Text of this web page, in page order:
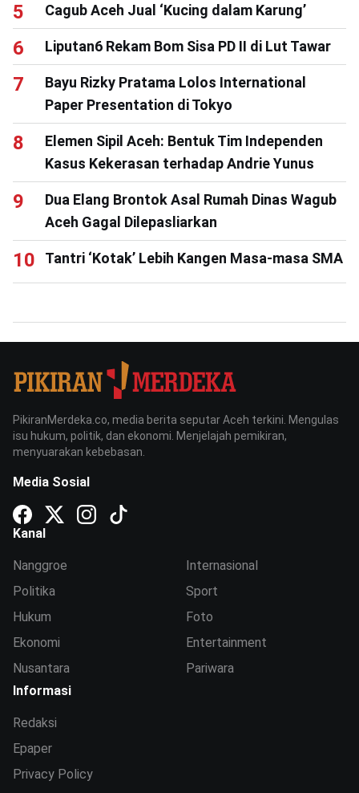
Cagub Aceh Jual ‘Kucing dalam Karung’
Liputan6 Rekam Bom Sisa PD II di Lut Tawar
Bayu Rizky Pratama Lolos International
Paper Presentation di Tokyo
Elemen Sipil Aceh: Bentuk Tim Independen
Kasus Kekerasan terhadap Andrie Yunus
Dua Elang Brontok Asal Rumah Dinas Wagub
Aceh Gagal Dilepasliarkan
Tantri ‘Kotak’ Lebih Kangen Masa-masa SMA
PikiranMerdeka.co, media berita seputar Aceh terkini. Mengulas
isu hukum, politik, dan ekonomi. Menjelajah pemikiran,
menyuarakan kebebasan.
Media Sosial
Kanal
Nanggroe
Politika
Hukum
Ekonomi
Nusantara
Internasional
Sport
Foto
Entertainment
Pariwara
Informasi
Redaksi
Epaper
Privacy Policy